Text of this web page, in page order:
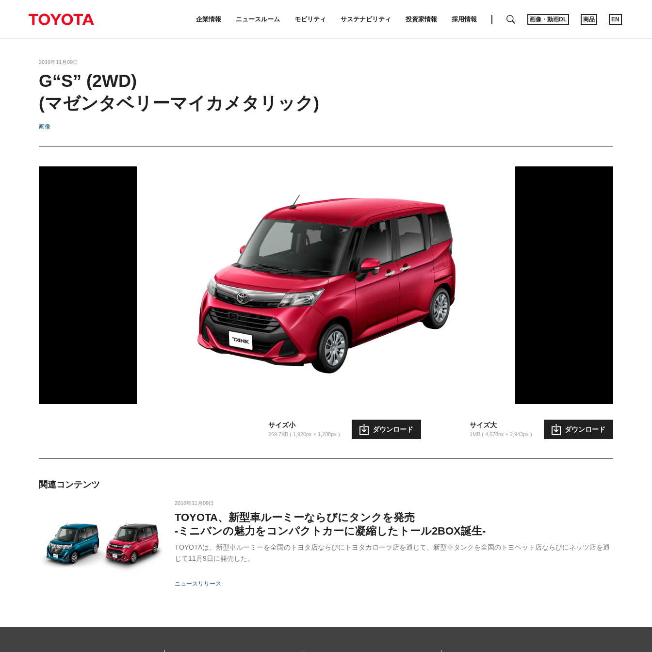
企業情報 ニュースルーム モビリティ サステナビリティ 投資家情報 採用情報 SEARCH画像・動画DL 商品 EN
2016年11月09日
G“S” (2WD)
(マゼンタベリーマイカメタリック)
画像
サイズ小
269.7KB 1,920px × 1,208px
ダウンロード
サイズ大
1MB 4,678px × 2,943px
ダウンロード
関連コンテンツ
2016年11月09日
TOYOTA、新型車ルーミーならびにタンクを発売
-ミニバンの魅力をコンパクトカーに凝縮したトール2BOX誕生-
TOYOTAは、新型車ルーミーを全国のトヨタ店ならびにトヨタカローラ店を通じて、新型車タンクを全国のトヨペット店ならびにネッツ店を通
じて11月9日に発売した。
ニュースリリース